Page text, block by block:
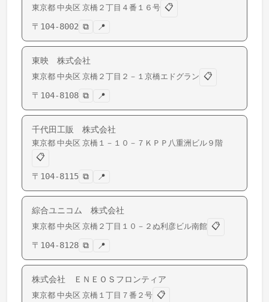
東京都 中央区 京橋 ２丁目４番１６号 📋
〒 104-8002 ⧉ 📍
東映 株式会社
東京都 中央区 京橋 ２丁目２－１京橋エドグラン 📋
〒 104-8108 ⧉ 📍
千代田工販 株式会社
東京都 中央区 京橋 １－１０－７ＫＰＰ八重洲ビル９階
📋
〒 104-8115 ⧉ 📍
綜合ユニコム 株式会社
東京都 中央区 京橋 ２丁目１０－２ぬ利彦ビル南館 📋
〒 104-8128 ⧉ 📍
株式会社 ＥＮＥＯＳフロンティア
東京都 中央区 京橋 １丁目７番２号 📋